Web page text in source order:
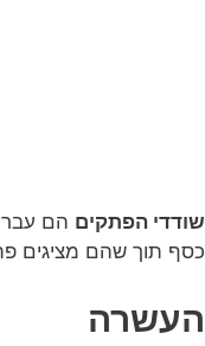
שודדי הפתקים הם
כסף תוך שהם מציגים
העשרה